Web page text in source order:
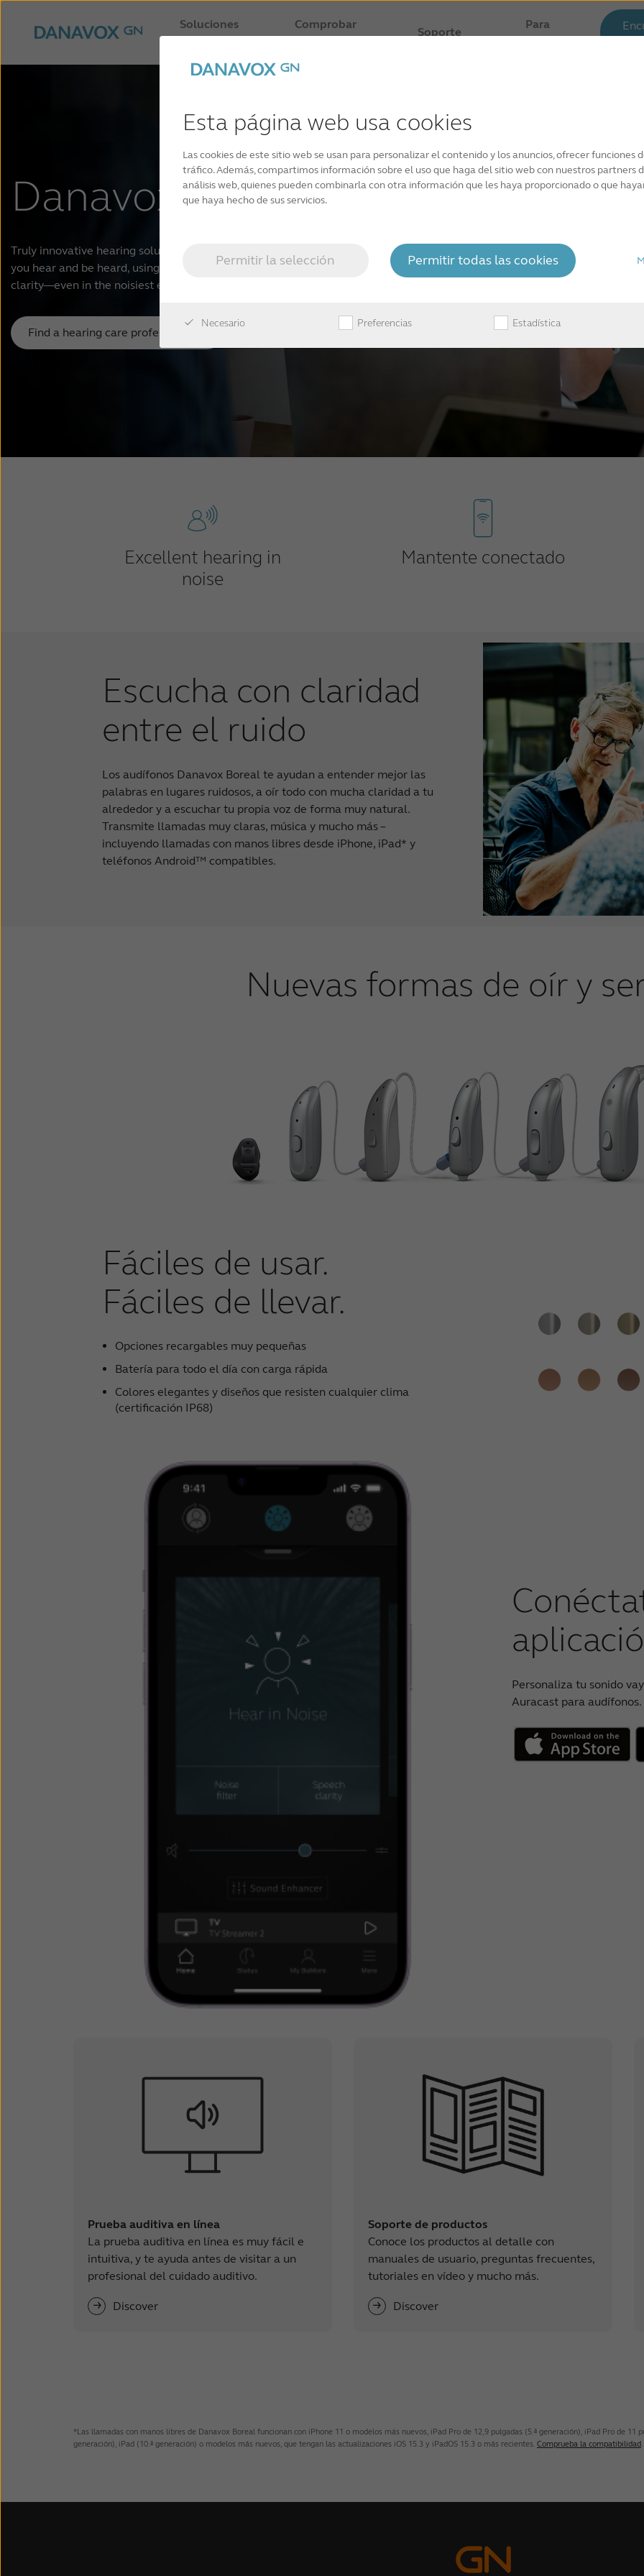
Esta página web usa cookies
Las cookies de este sitio web se usan para personalizar el contenido y los anuncios, ofrecer funciones
tráfico. Además, compartimos información sobre el uso que haga del sitio web con nuestros partners
análisis web, quienes pueden combinarla con otra información que les haya proporcionado o que
que haya hecho de sus servicios.
Permitir la selección Permitir todas las cookies
Necesario Preferencias Estadística
Soluciones
auditivas
Comprobar
compatibilidad
Soporte
Para
profesionales
Danavox Boreal™
Truly innovative hearing solutions. Danavox Boreal hearing aids are engineered to help
you hear and be heard, using cutting-edge technology that delivers greater speech
clarity—even in the noisiest environments.
Find a hearing care professional
Excellent hearing in
noise
Mantente conectado
Escucha con claridad
entre el ruido
Los audífonos Danavox Boreal te ayudan a entender mejor las
palabras en lugares ruidosos, a oír todo con mucha claridad a tu
alrededor y a escuchar tu propia voz de forma muy natural.
Transmite llamadas muy claras, música y mucho más –
incluyendo llamadas con manos libres desde iPhone, iPad* y
teléfonos Android™ compatibles.
Nuevas formas de oír y
Fáciles de usar.
Fáciles de llevar.
Opciones recargables muy pequeñas
Batería para todo el día con carga rápida
Colores elegantes y diseños que resisten cualquier clima
(certificación IP68)
Personaliza tu sonido
Auracast para audífonos.
Prueba auditiva en línea
La prueba auditiva en línea es muy fácil e
intuitiva, y te ayuda antes de visitar a un
profesional del cuidado auditivo.
Discover
Soporte de productos
Conoce los productos al detalle con
manuales de usuario, preguntas frecuentes,
tutoriales en vídeo y mucho más.
Discover
*Las llamadas con manos libres de Danavox Boreal funcionan con iPhone 11 o modelos más nuevos, iPad Pro de 12,9 pulgadas (5.ª generación), iPad Pro de 11
generación), iPad (10.ª generación) o modelos más nuevos, que tengan las actualizaciones iOS 15.3 y iPadOS 15.3 o más recientes. Comprueba la compatibilidad.